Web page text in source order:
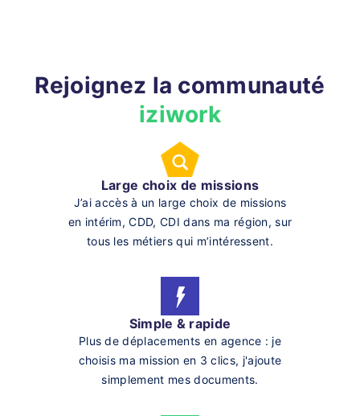
Rejoignez la communauté
iziwork
Large choix de missions
J’ai accès à un large choix de missions
en intérim, CDD, CDI dans ma région, sur
tous les métiers qui m’intéressent.
Simple & rapide
Plus de déplacements en agence : je
choisis ma mission en 3 clics, j'ajoute
simplement mes documents.